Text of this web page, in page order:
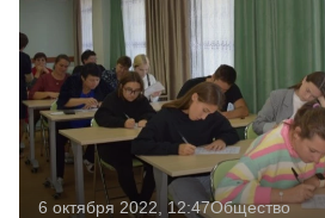
6 октября 2022, 12:47Общество